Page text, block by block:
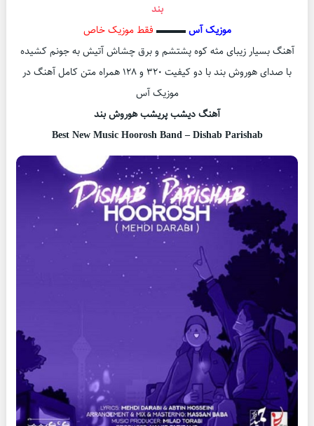
بند
موزیک آس▬▬▬ فقط موزیک خاص
آهنگ بسیار زیبای مثه کوه پشتشم و برق چشاش آتیش به جونم کشیده
با صدای هوروش بند با دو کیفیت ۳۲۰ و ۱۲۸ همراه متن کامل آهنگ در
موزیک آس
آهنگ دیشب پریشب هوروش بند
Best New Music Hoorosh Band – Dishab Parishab